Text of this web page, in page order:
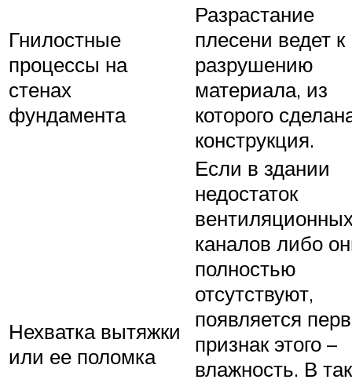
Гнилостные
процессы на
стенах
фундамента
Разрастание
плесени ведет к
разрушению
материала, из
которого
конструкция.
Нехватка вытяжки
или ее поломка
Если в здании
недостаток
каналов либо
полностью
отсутствуют,
появляется
признак этого –
влажность. В